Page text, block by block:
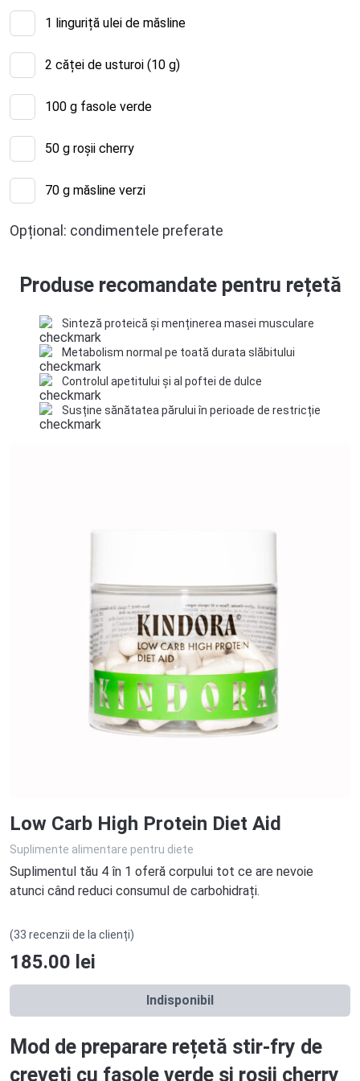
1 linguriță ulei de măsline
2 căței de usturoi (10 g)
100 g fasole verde
50 g roșii cherry
70 g măsline verzi
Opțional: condimentele preferate
Produse recomandate pentru rețetă
Sinteză proteică și menținerea masei musculare
Metabolism normal pe toată durata slăbitului
Controlul apetitului și al poftei de dulce
Susține sănătatea părului în perioade de restricție
Low Carb High Protein Diet Aid
Suplimente alimentare pentru diete
Suplimentul tău 4 în 1 oferă corpului tot ce are nevoie
atunci când reduci consumul de carbohidrați.
(33 recenzii de la clienți)
185.00 lei
Indisponibil
Mod de preparare rețetă stir-fry de
creveți cu fasole verde și roșii cherry